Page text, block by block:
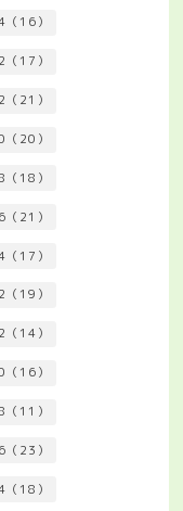
16）
17）
21）
20）
18）
21）
17）
19）
14）
16）
11）
23）
18）